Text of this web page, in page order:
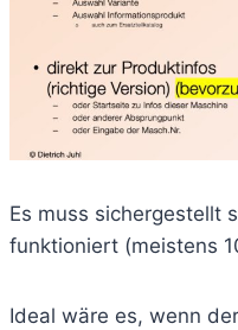
Es muss sichergestellt
funktioniert (meistens
Ideal wäre es, wenn